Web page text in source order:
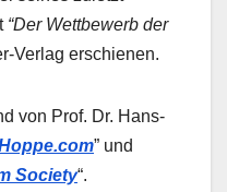
“Der Wettbewerb der
Verlag erschienen.
von Prof. Dr. Hans-
” und
Society“.